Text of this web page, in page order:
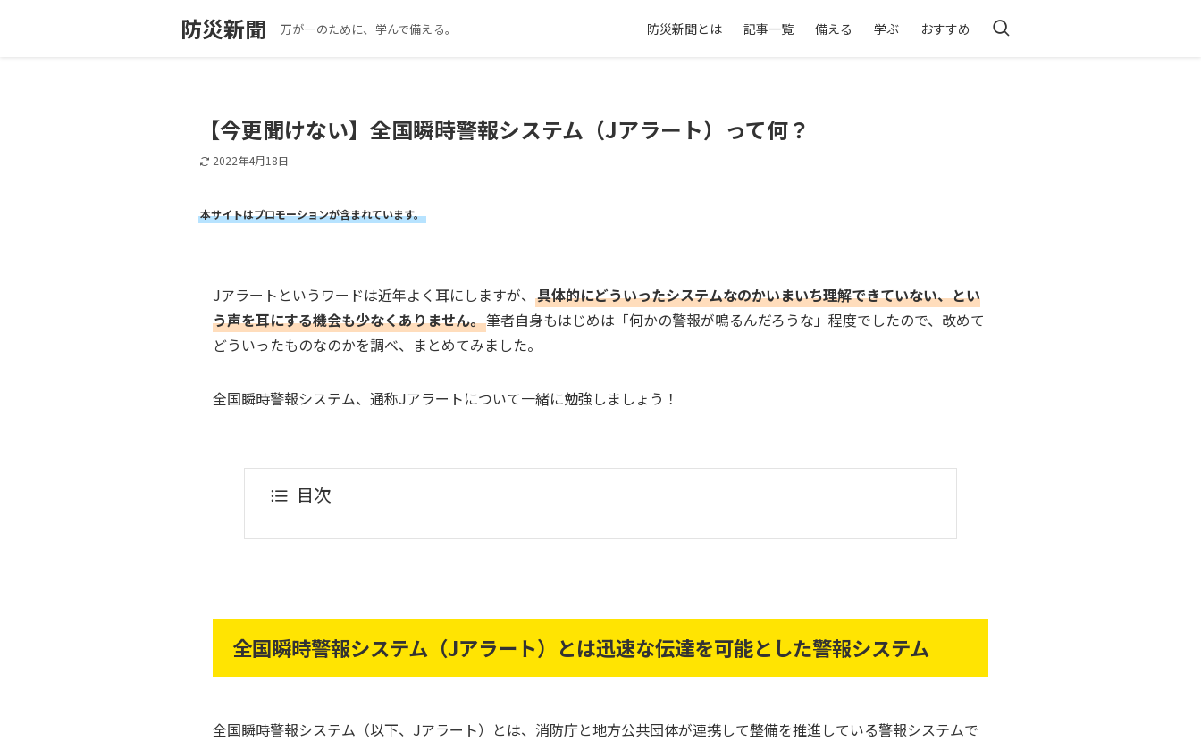
防災新聞 万が一のために、学んで備える。 防災新聞とは 記事一覧 備える 学ぶ おすすめ
【今更聞けない】全国瞬時警報システム（Jアラート）って何？
2022年4月18日
本サイトはプロモーションが含まれています。
Jアラートというワードは近年よく耳にしますが、 具体的にどういったシステムなのかいまいち理解できていない、とい
う声を耳にする機会も少なくありません。筆者自身もはじめは「何かの警報が鳴るんだろうな」程度でしたので、改めて
どういったものなのかを調べ、まとめてみました。
全国瞬時警報システム、通称Jアラートについて一緒に勉強しましょう！
目次
全国瞬時警報システム（Jアラート）とは迅速な伝達を可能とした警報システム
全国瞬時警報システム（以下、Jアラート）とは、消防庁と地方公共団体が連携して整備を推進している警報システムで